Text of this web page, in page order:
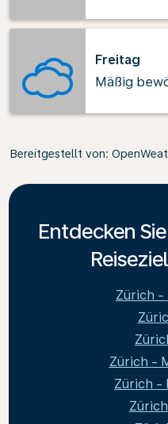
Freitag
Mäßig
Bereitgestellt von:
Entdecken
Zürich -
Zürich -
Zürich -